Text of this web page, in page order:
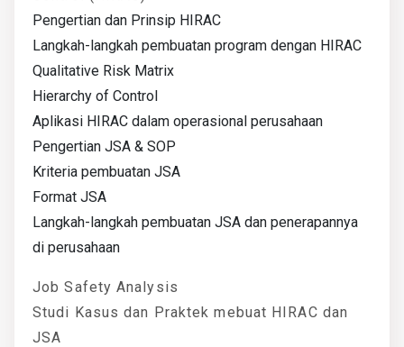
Pengertian dan Prinsip HIRAC
Langkah-langkah pembuatan program dengan HIRAC
Qualitative Risk Matrix
Hierarchy of Control
Aplikasi HIRAC dalam operasional perusahaan
Pengertian JSA & SOP
Kriteria pembuatan JSA
Format JSA
Langkah-langkah pembuatan JSA dan penerapannya
di perusahaan
Job Safety Analysis
Studi Kasus dan Praktek mebuat HIRAC dan
JSA